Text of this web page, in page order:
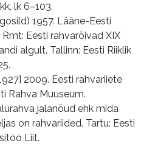
lk 6–103.
1957. Lääne-Eesti
Eesti rahvarõivad XIX
algult. Tallinn: Eesti Riiklik
2009. Eesti rahvariiete
Rahva Muuseum.
jalanõud ehk mida
on rahvariided. Tartu: Eesti
Liit.